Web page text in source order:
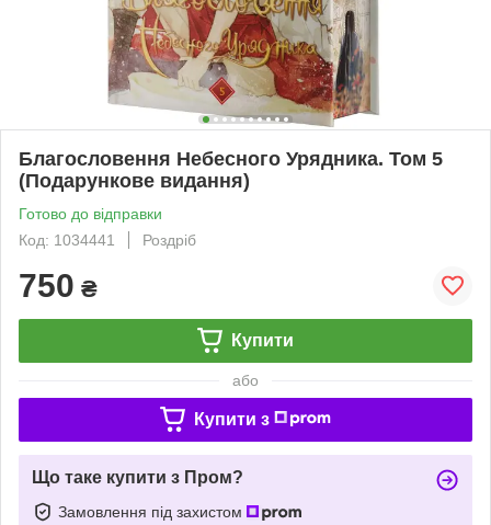
Благословення Небесного Урядника. Том 5
(Подарункове видання)
Готово до відправки
Код: 1034441
Роздріб
750 ₴
Купити
або
Купити з
Що таке купити з Пром?
Замовлення під захистом